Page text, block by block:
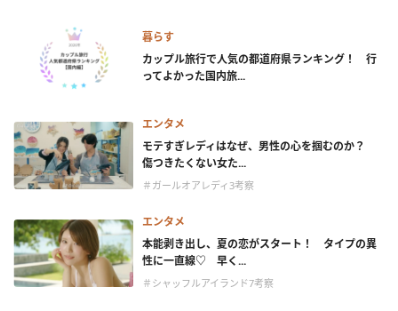
暮らす
カップル旅行で人気の都道府県ランキング！ 行
ってよかった国内旅...
エンタメ
モテすぎレディはなぜ、男性の心を掴むのか？
傷つきたくない女た...
＃ガールオアレディ3考察
エンタメ
本能剥き出し、夏の恋がスタート！ タイプの異
性に一直線♡ 早く...
＃シャッフルアイランド7考察